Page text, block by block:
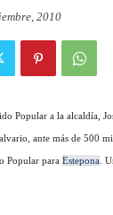
2010
Popular a la alcaldía,
ante más de 500
Popular para Estepona.